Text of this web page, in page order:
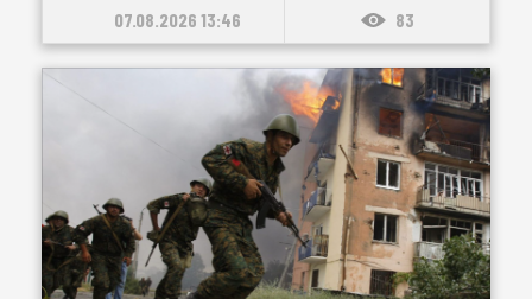
07.08.2026 13:46 83